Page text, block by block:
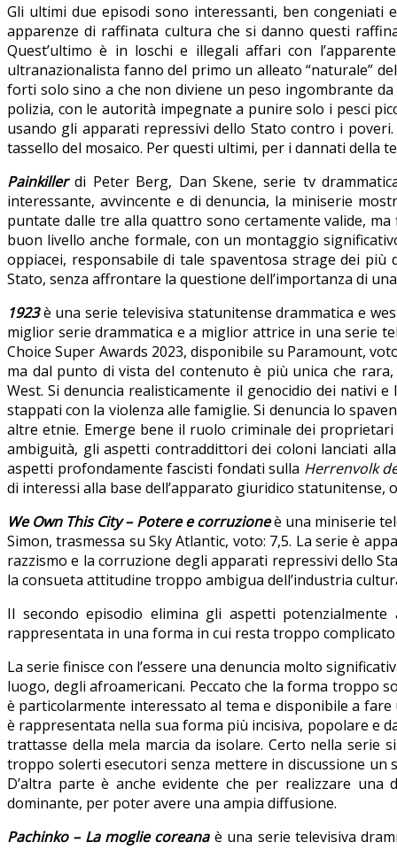
Gli ultimi due episodi sono interessanti, ben congeniati
apparenze di raffinata cultura che si danno questi
Quest’ultimo è in loschi e illegali affari con
ultranazionalista fanno del primo un alleato “naturale”
forti solo sino a che non diviene un peso ingombrante
polizia, con le autorità impegnate a punire solo i pesci
usando gli apparati repressivi dello Stato contro i
tassello del mosaico. Per questi ultimi, per i dannati della
Painkiller di Peter Berg, Dan Skene, serie tv
interessante, avvincente e di denuncia, la miniserie
puntate dalle tre alla quattro sono certamente valide,
buon livello anche formale, con un montaggio
oppiacei, responsabile di tale spaventosa strage dei
Stato, senza affrontare la questione dell’importanza di
1923è una serie televisiva statunitense drammatica e
miglior serie drammatica e a miglior attrice in una serie
Choice Super Awards 2023, disponibile su Paramount,
ma dal punto di vista del contenuto è più unica che
West. Si denuncia realisticamente il genocidio dei nativi
stappati con la violenza alle famiglie. Si denuncia lo
altre etnie. Emerge bene il ruolo criminale dei
ambiguità, gli aspetti contraddittori dei coloni lanciati
aspetti profondamente fascisti fondati sulla Herrenvolk
di interessi alla base dell’apparato giuridico
We Own This City – Potere e corruzioneè una miniserie
Simon, trasmessa su Sky Atlantic, voto: 7,5. La serie è
razzismo e la corruzione degli apparati repressivi dello
la consueta attitudine troppo ambigua dell’industria
Il secondo episodio elimina gli aspetti
rappresentata in una forma in cui resta troppo
La serie finisce con l’essere una denuncia molto
luogo, degli afroamericani. Peccato che la forma troppo
è particolarmente interessato al tema e disponibile a
è rappresentata nella sua forma più incisiva, popolare e
trattasse della mela marcia da isolare. Certo nella serie
troppo solerti esecutori senza mettere in discussione un
D’altra parte è anche evidente che per realizzare
dominante, per poter avere una ampia diffusione.
Pachinko – La moglie coreanaè una serie televisiva